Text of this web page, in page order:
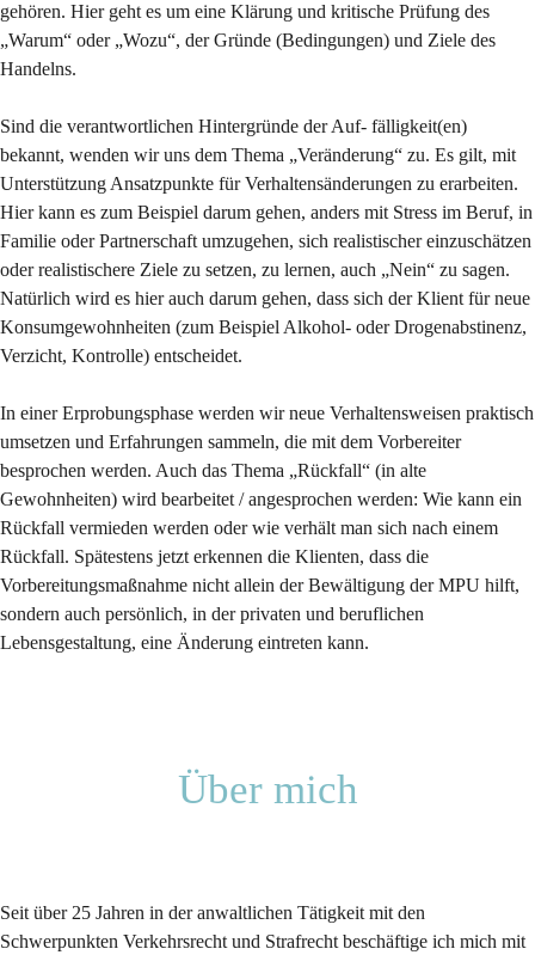
gehören. Hier geht es um eine Klärung und kritische Prüfung des
„Warum“ oder „Wozu“, der Gründe (Bedingungen) und Ziele des
Handelns.
Sind die verantwortlichen Hintergründe der Auf- fälligkeit(en)
bekannt, wenden wir uns dem Thema „Veränderung“ zu. Es gilt, mit
Unterstützung Ansatzpunkte für Verhaltensänderungen zu erarbeiten.
Hier kann es zum Beispiel darum gehen, anders mit Stress im Beruf, in
Familie oder Partnerschaft umzugehen, sich realistischer einzuschätzen
oder realistischere Ziele zu setzen, zu lernen, auch „Nein“ zu sagen.
Natürlich wird es hier auch darum gehen, dass sich der Klient für neue
Konsumgewohnheiten (zum Beispiel Alkohol- oder Drogenabstinenz,
Verzicht, Kontrolle) entscheidet.
In einer Erprobungsphase werden wir neue Verhaltensweisen praktisch
umsetzen und Erfahrungen sammeln, die mit dem Vorbereiter
besprochen werden. Auch das Thema „Rückfall“ (in alte
Gewohnheiten) wird bearbeitet / angesprochen werden: Wie kann ein
Rückfall vermieden werden oder wie verhält man sich nach einem
Rückfall. Spätestens jetzt erkennen die Klienten, dass die
Vorbereitungsmaßnahme nicht allein der Bewältigung der MPU hilft,
sondern auch persönlich, in der privaten und beruflichen
Lebensgestaltung, eine Änderung eintreten kann.
Über mich
Seit über 25 Jahren in der anwaltlichen Tätigkeit mit den
Schwerpunkten Verkehrsrecht und Strafrecht beschäftige ich mich mit